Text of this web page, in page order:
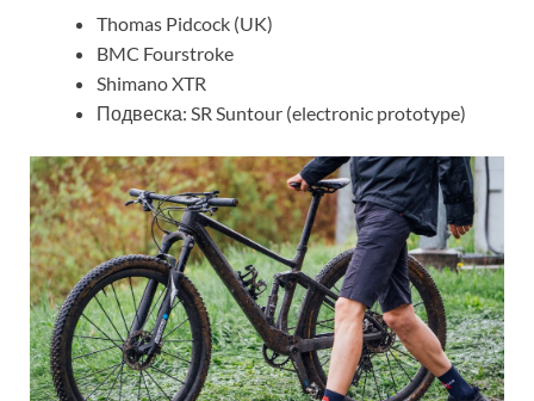
Thomas Pidcock (UK)
BMC Fourstroke
Shimano XTR
Подвеска: SR Suntour (electronic prototype)